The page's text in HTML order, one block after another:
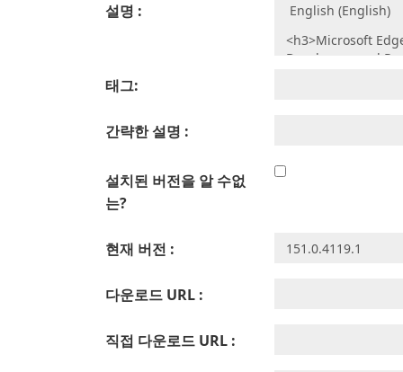
설명 :
태그:
간략한 설명 :
설치된 버전을 알 수없
는?
현재 버전 :
다운로드 URL :
직접 다운로드 URL :